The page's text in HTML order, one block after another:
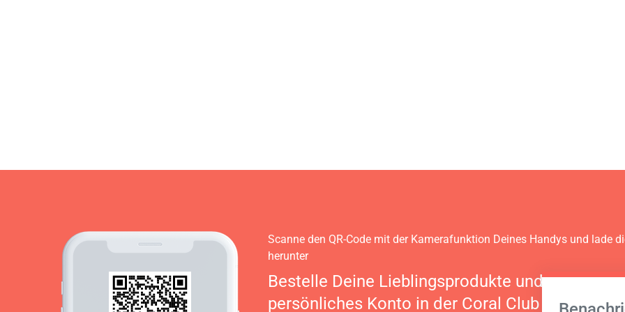
Scanne den QR-Code mit der Kamerafunktion Deines Handys und lade
herunter
Bestelle Deine Lieblingsprodukte und verwalte
persönliches Konto in der Coral Club App